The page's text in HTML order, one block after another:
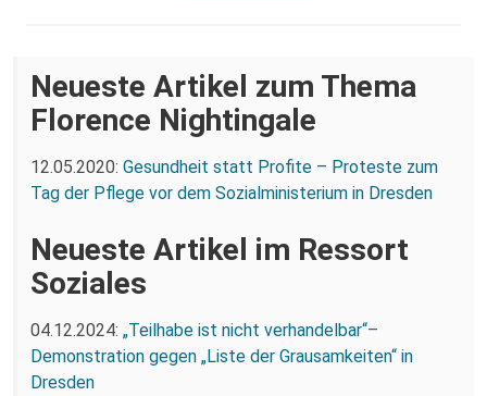
Neueste Artikel zum Thema
Florence Nightingale
12.05.2020: Gesundheit statt Profite – Proteste zum
Tag der Pflege vor dem Sozialministerium in Dresden
Neueste Artikel im Ressort
Soziales
04.12.2024: „Teilhabe ist nicht verhandelbar“–
Demonstration gegen „Liste der Grausamkeiten“ in
Dresden